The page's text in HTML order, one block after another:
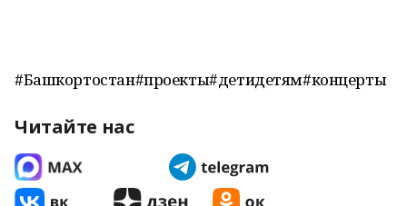
#Башкортостан#проекты#детидетям#концерты
Читайте нас